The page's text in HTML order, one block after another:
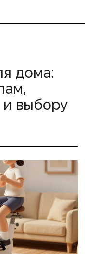
дома:
и выбору